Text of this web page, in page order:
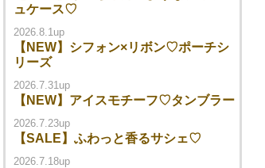
ュケース♡
2026.8.1up
【NEW】シフォン×リボン♡ポーチシ
リーズ
2026.7.31up
【NEW】アイスモチーフ♡タンブラー
2026.7.23up
【SALE】ふわっと香るサシェ♡
2026.7.18up